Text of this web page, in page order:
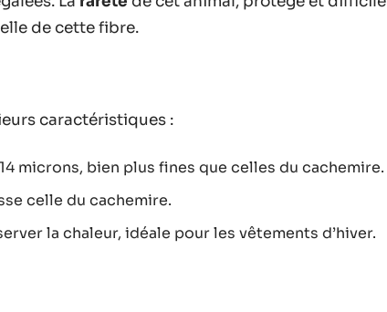
de cette fibre.
caractéristiques :
microns, bien plus fines que celles du cachemire.
celle du cachemire.
la chaleur, idéale pour les vêtements d’hiver.